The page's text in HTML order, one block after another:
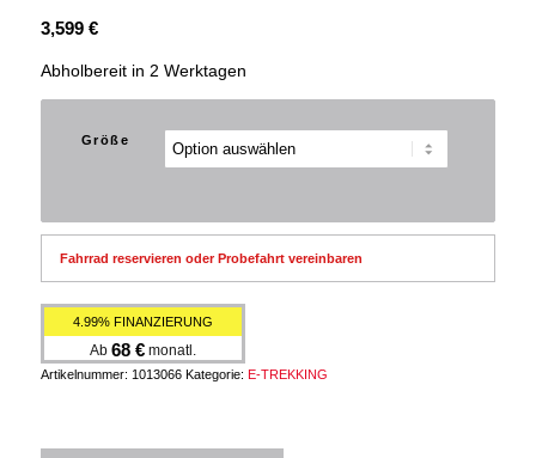
3,599 €
Abholbereit in 2 Werktagen
Größe
Fahrrad reservieren oder Probefahrt vereinbaren
4.99% FINANZIERUNG
Ab 68 €monatl.
Artikelnummer: 1013066 Kategorie: E-TREKKING